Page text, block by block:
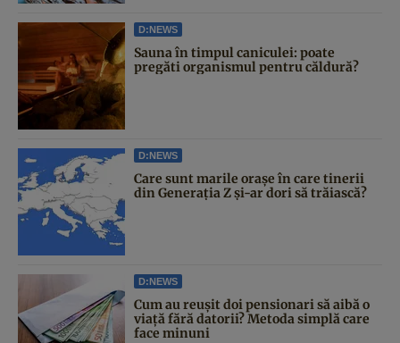
D:NEWS
Sauna în timpul caniculei: poate
pregăti organismul pentru căldură?
D:NEWS
Care sunt marile orașe în care tinerii
din Generația Z și-ar dori să trăiască?
D:NEWS
Cum au reușit doi pensionari să aibă o
viață fără datorii? Metoda simplă care
face minuni